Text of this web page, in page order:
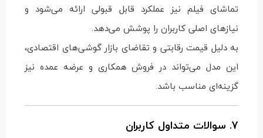
تماشای فیلم نیز عملکرد قابل قبولی ارائه می‌شود و
نیازهای اصلی کاربران را پوشش می‌دهد.
به دلیل قیمت رقابتی و تقاضای بازار گوشی‌های اقتصادی،
این مدل می‌تواند در فروش همکاری و عرضه عمده نیز
گزینه‌ای مناسب باشد.
7. سوالات متداول کاربران